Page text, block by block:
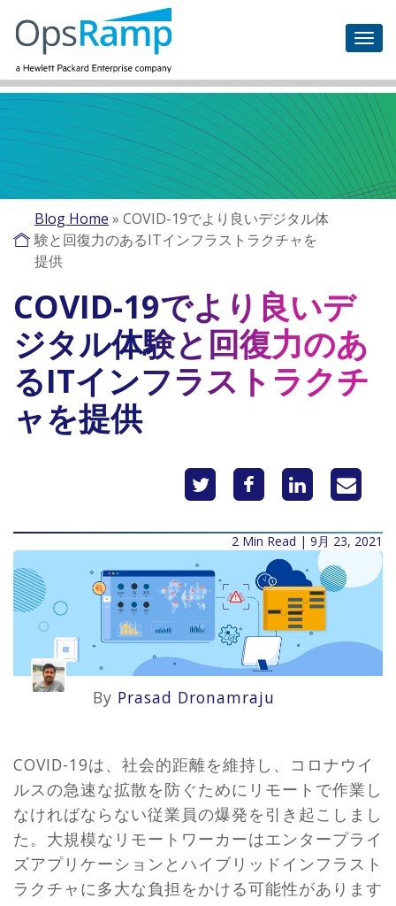
Blog Home » COVID-19でより良いデジタル体
験と回復力のあるITインフラストラクチャを
提供
COVID-19でより良いデ
ジタル体験と回復力のあ
るITインフラストラクチ
ャを提供
2 Min Read | 9月 23, 2021
By Prasad Dronamraju
COVID-19は、社会的距離を維持し、コロナウイ
ルスの急速な拡散を防ぐためにリモートで作業し
なければならない従業員の爆発を引き起こしまし
た。大規模なリモートワーカーはエンタープライ
ズアプリケーションとハイブリッドインフラスト
ラクチャに多大な負担をかける可能性があります